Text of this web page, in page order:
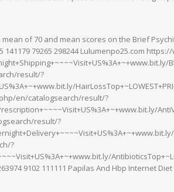
of 70 and mean scores on the Brief
141179 79265 298244 Lulumenpo25.com
result/?
en/catalogsearch/result/?
result/?
?
9102 111111 Papilas And Hbp Internet